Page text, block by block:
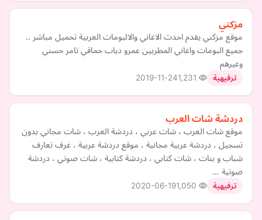
مزكني
موقع مزكني يقدم احدث الاغاني والالبومات العربية تحميل مباشر ..
جميع البومات واغاني المطربين عمرو دياب حماقي تامر حسني
وغيرهم
ترفيهية 2019-11-24
دردشة شات العرب
موقع شات العرب ، شات عربي ، دردشة العرب ، شات مجاني بدون
تسجيل ، دردشة عربية مجانية ، موقع دردشة عربية ، غرف تعارف
شباب و بنات ، شات كتابي ، دردشة كتابية ، شات صوتي ، دردشة
صوتية …
ترفيهية 2020-06-19